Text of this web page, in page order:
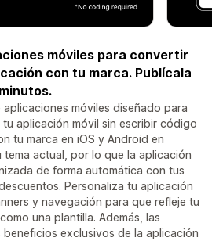
móviles para convertir
con tu marca. Publícala
móviles diseñado para
aplicación móvil sin escribir código
tu marca en iOS y Android en
tema actual, por lo que la aplicación
de forma automática con tus
Personaliza tu aplicación
y navegación para que refleje tu
una plantilla. Además, las
exclusivos de la aplicación